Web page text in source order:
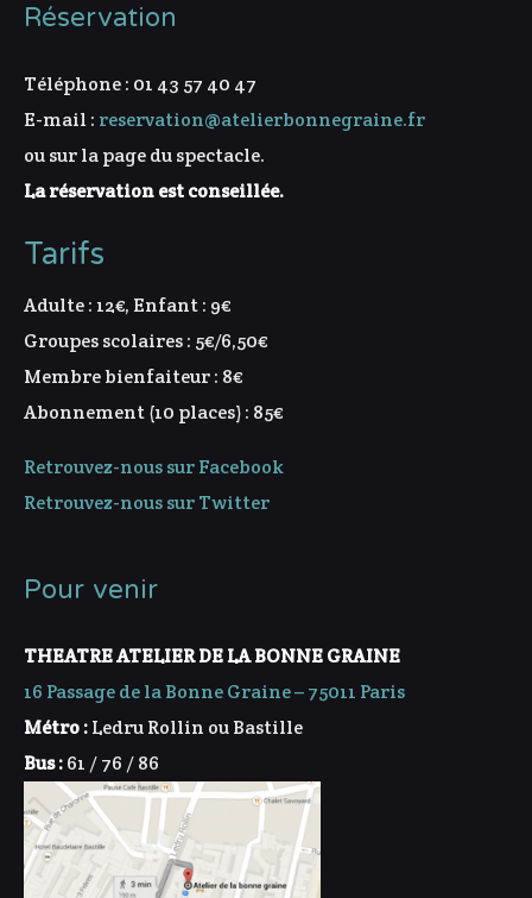
Réservation
Téléphone : 01 43 57 40 47
E-mail : reservation@atelierbonnegraine.fr
ou sur la page du spectacle.
La réservation est conseillée.
Tarifs
Adulte : 12€, Enfant : 9€
Groupes scolaires : 5€/6,50€
Membre bienfaiteur : 8€
Abonnement (10 places) : 85€
Retrouvez-nous sur Facebook
Retrouvez-nous sur Twitter
Pour venir
THEATRE ATELIER DE LA BONNE GRAINE
16 Passage de la Bonne Graine – 75011 Paris
Métro :Ledru Rollin ou Bastille
Bus :61 / 76 / 86